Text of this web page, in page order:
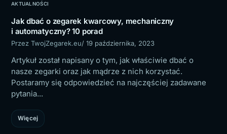
AKTUALNOŚCI
Jak dbać o zegarek kwarcowy, mechaniczny
i automatyczny? 10 porad
Przez TwojZegarek.eu/ 19 października, 2023
Artykuł został napisany o tym, jak właściwie dbać o
nasze zegarki oraz jak mądrze z nich korzystać.
Postaramy się odpowiedzieć na najczęściej zadawane
pytania...
Więcej